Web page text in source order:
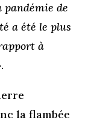
pandémie de
a été le plus
à
.
la flambée